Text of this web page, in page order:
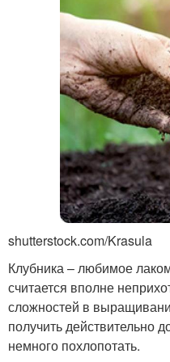
shutterstock.com/Krasula
Клубника – любимое
считается вполне
сложностей в
получить действительно
немного похлопотать.